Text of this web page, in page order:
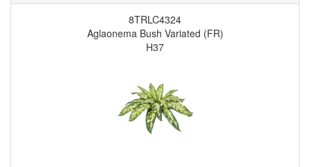
8TRLC4324
Aglaonema Bush Variated (FR)
H37